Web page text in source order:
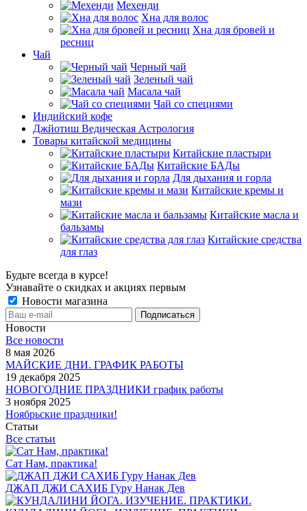
Мехенди
Хна для волос
Хна для бровей и
ресниц
Чай
Черный чай
Зеленый чай
Масала чай
Чай со специями
Индийский кофе
Джйотиш Ведическая Астрология
Товары китайской медицины
Китайские пластыри
Китайские БАДы
Для дыхания и горла
Китайские кремы и
мази
Китайские масла и
бальзамы
Китайские средства
для глаз
Будьте всегда в курсе!
Узнавайте о скидках и акциях первым
Новости магазина
Новости
Все новости
8 мая 2026
МАЙСКИЕ ДНИ. ГРАФИК РАБОТЫ
19 декабря 2025
НОВОГОДНИЕ ПРАЗДНИКИ график работы
3 ноября 2025
Ноябрьские праздники!
Статьи
Все статьи
Сат Нам, практика!
ДЖАП ДЖИ САХИБ Гуру Нанак Дев